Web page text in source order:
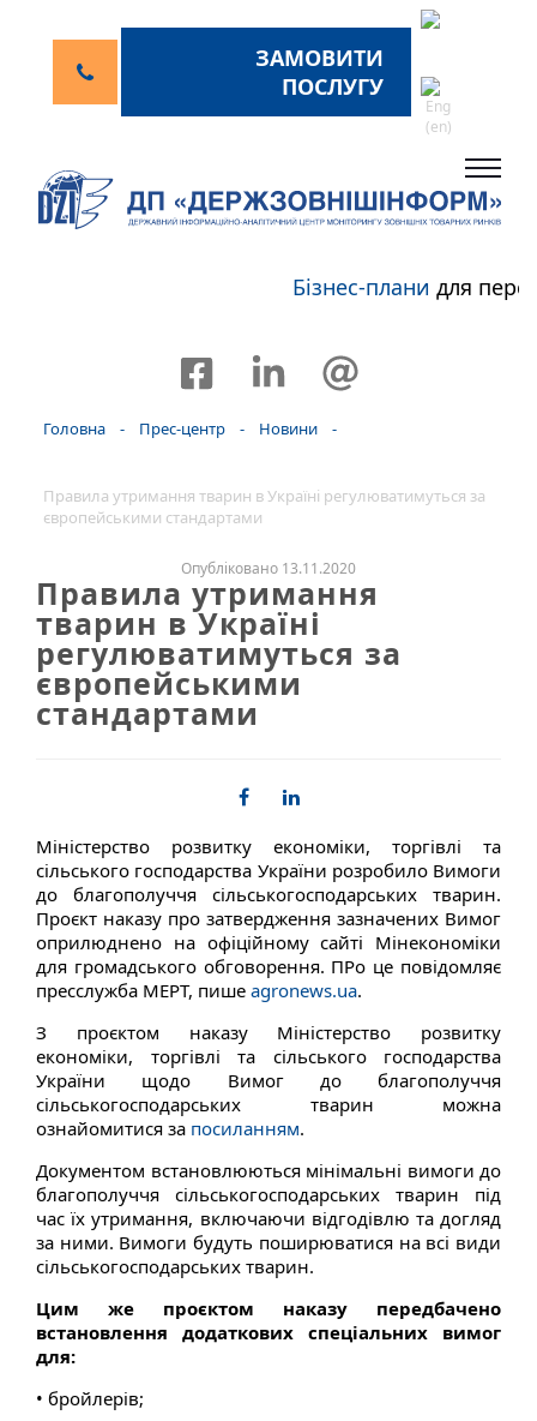
ЗАМОВИТИ
ПОСЛУГУ
Бізнес-планидля
Головна - Прес-центр - Новини -
Правила утримання тварин в Україні регулюватимуться за
європейськими стандартами
Опубліковано 13.11.2020
Правила утримання
тварин в Україні
регулюватимуться за
європейськими
стандартами
Міністерство розвитку економіки, торгівлі та
сільського господарства України розробило Вимоги
до благополуччя сільськогосподарських тварин.
Проєкт наказу про затвердження зазначених Вимог
оприлюднено на офіційному сайті Мінекономіки
для громадського обговорення. ПРо це повідомляє
пресслужба МЕРТ, пише agronews.ua.
З проєктом наказу Міністерство розвитку
економіки, торгівлі та сільського господарства
України щодо Вимог до благополуччя
сільськогосподарських тварин можна
ознайомитися за посиланням.
Документом встановлюються мінімальні вимоги до
благополуччя сільськогосподарських тварин під
час їх утримання, включаючи відгодівлю та догляд
за ними. Вимоги будуть поширюватися на всі види
сільськогосподарських тварин.
Цим же проєктом наказу передбачено
встановлення додаткових спеціальних вимог
для:
• бройлерів;